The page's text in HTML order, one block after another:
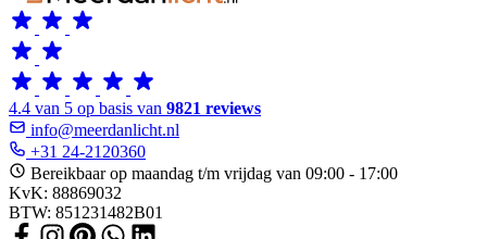
4.4 van 5 op basis van 9821 reviews
info@meerdanlicht.nl
+31 24-2120360
Bereikbaar op maandag t/m vrijdag van 09:00 - 17:00
KvK: 88869032
BTW: 851231482B01